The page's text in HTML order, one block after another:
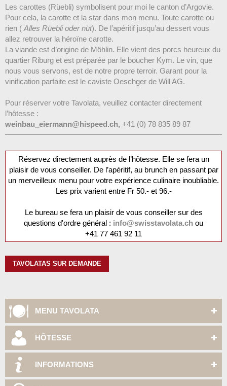
Les carottes (Rüebli) symbolisent pour moi le canton d’Argovie.
Pour cela, la carotte et la star dans mon menu. Toute carotte ou
rien ( Alles Rüebli oder nüt). De l’apéritif jusqu’au dessert vous
allez retrouver la héroïne carotte.
La viande est d’origine de Möhlin. Elle vient des porcs heureux du
quartier Riburg et est préparée par le boucher Kym. Le vin, que
nous vous servons, est de notre propre terroir. Garant pour la
vinification parfaite est le caviste Oeschger de Will AG.
Pour réserver votre Tavolata, veuillez contacter directement
l’hôtesse :
weinbau_eiermann@hispeed.ch, +41 (0) 78 835 89 87
Réservez directement auprès de l’hôtesse. Elle se fera un
plaisir de vous conseiller. De l’apéritif, au brunch en passant par
un merveilleux menu pour votre expérience culinaire inoubliable.
Les prix varient entre Fr 50.- et 96.-
Le bureau se fera un plaisir de vous conseiller sur des
questions d'ordre général : info@swisstavolata.ch ou
+41 77 461 92 11
TAVOLATAS SUR DEMANDE
MENU TAVOLATA
HÔTESSE
INFORMATIONS